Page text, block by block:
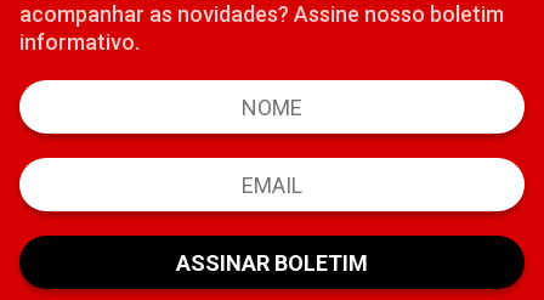
acompanhar as novidades? Assine nosso boletim
informativo.